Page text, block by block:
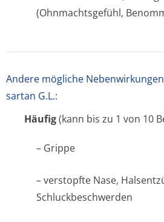
(Ohnmachtsgefühl,
Andere mögliche
sartan G.L.:
Häufig(kann bis zu 1 von 10
– Grippe
– verstopfte Nase,
Schluckbeschwerden